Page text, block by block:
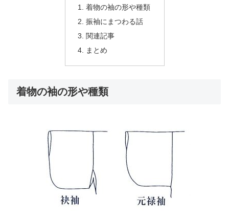
着物の袖の形や種類
振袖にまつわる話
関連記事
まとめ
着物の袖の形や種類